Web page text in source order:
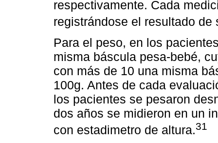
respectivamente. Cada
registrándose el resultado de
Para el peso, en los
misma báscula pesa-bebé,
con más de 10 una misma
100g. Antes de cada
los pacientes se pesaron
dos años se midieron en un
con estadimetro de altura.31